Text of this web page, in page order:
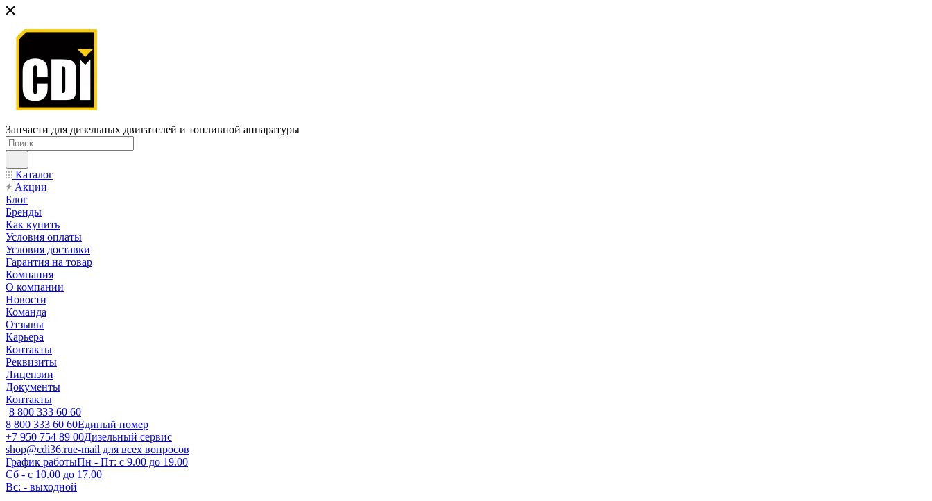
Запчасти для дизельных двигателей и топливной аппаратуры
Каталог
Акции
Блог
Бренды
Как купить
Условия оплаты
Условия доставки
Гарантия на товар
Компания
О компании
Новости
Команда
Отзывы
Карьера
Контакты
Реквизиты
Лицензии
Документы
Контакты
8 800 333 60 60
8 800 333 60 60Единый номер
+7 950 754 89 00Дизельный сервис
shop@cdi36.rue-mail для всех вопросов
График работыПн - Пт: с 9.00 до 19.00
Сб - с 10.00 до 17.00
Вс: - выходной